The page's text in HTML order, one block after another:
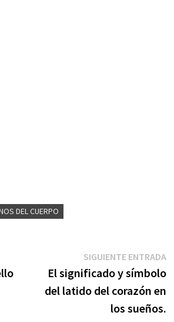
DEL CUERPO
SIGUIENTE ENTRADA
El significado y símbolo
del latido del corazón en
los sueños.